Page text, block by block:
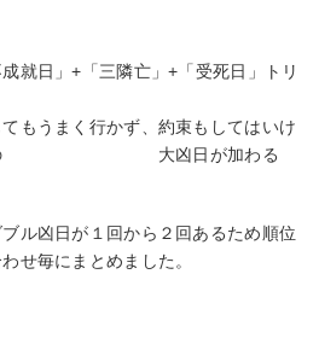
就日」+「三隣亡」+「受死日」トリ
かず、約束もしてはいけ
最悪の 大凶日が加わる
ル凶日が１回から２回あるため順位
せ毎にまとめました。